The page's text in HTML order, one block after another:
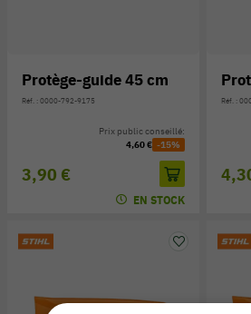
Protège-guide 45 cm
Réf. : 0000-792-9175
3,90 €
Prix public conseillé:
4,60 € -15%
EN STOCK
Réf. :